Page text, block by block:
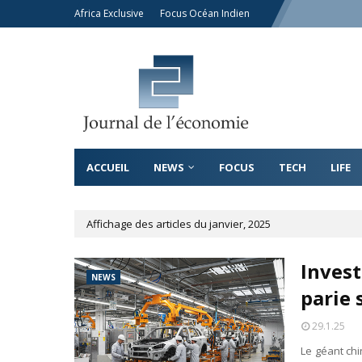
Africa Exclusive Focus Océan Indien
ACCUEIL NEWS FOCUS TECH LIFE
Affichage des articles du janvier, 2025
NEWS
parie
29.1.25
Le géant